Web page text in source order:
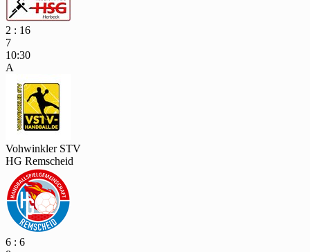
2 : 16
7
10:30
A
Vohwinkler STV
HG Remscheid
6 : 6